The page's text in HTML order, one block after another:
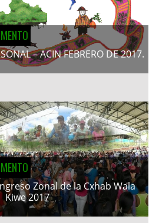
– ACIN FEBRERO DE 2017.
Zonal de la Cxhab Wala
Kiwe 2017